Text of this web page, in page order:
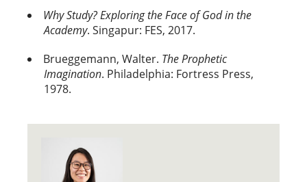
Why Study? Exploring the Face of God in the
Academy. Singapur: FES, 2017.
Brueggemann, Walter. The Prophetic
Imagination. Philadelphia: Fortress Press,
1978.